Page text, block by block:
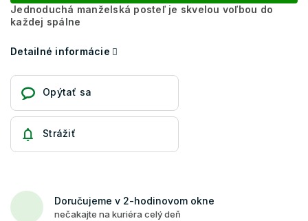
Jednoduchá manželská posteľ je skvelou voľbou do
každej spálne
Detailné informácie
Opýtať sa
Strážiť
Doručujeme v 2-hodinovom okne
nečakajte na kuriéra celý deň